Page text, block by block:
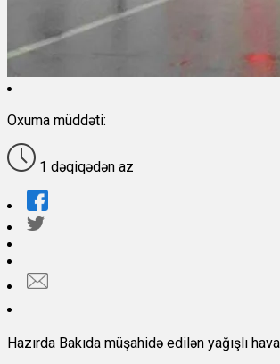
Oxuma müddəti:
1 dəqiqədən az
Hazırda Bakıda müşahidə edilən yağışlı